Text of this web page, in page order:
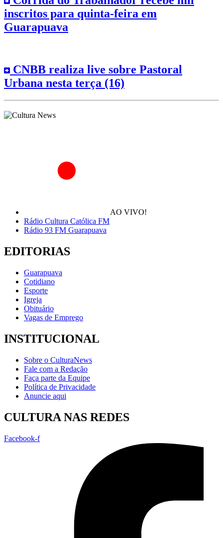
inscritos para quinta-feira em
Guarapuava
CNBB realiza live sobre Pastoral
Urbana nesta terça (16)
AO VIVO!
Rádio Cultura Católica FM
Rádio 93 FM Guarapuava
EDITORIAS
Guarapuava
Cotidiano
Esporte
Igreja
Obituário
Vagas de Emprego
INSTITUCIONAL
Sobre o CulturaNews
Fale com a Redação
Faça parte da Equipe
Política de Privacidade
Anuncie aqui
CULTURA NAS REDES
Facebook-f